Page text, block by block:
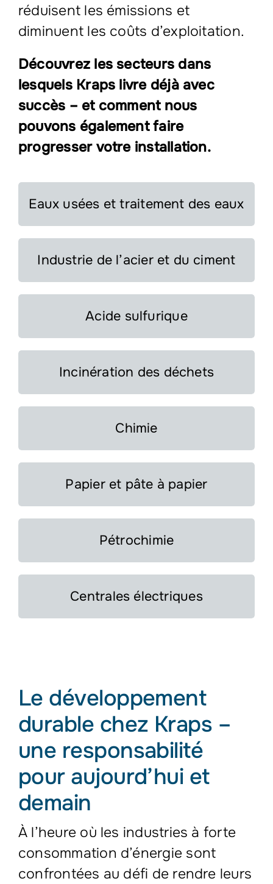
réduisent les émissions et
diminuent les coûts d’exploitation.
Découvrez les secteurs dans
lesquels Kraps livre déjà avec
succès – et comment nous
pouvons également faire
progresser votre installation.
Eaux usées et traitement des eaux
Industrie de l’acier et du ciment
Acide sulfurique
Incinération des déchets
Chimie
Papier et pâte à papier
Pétrochimie
Centrales électriques
Le développement
durable chez Kraps –
une responsabilité
pour aujourd’hui et
demain
À l’heure où les industries à forte
consommation d’énergie sont
confrontées au défi de rendre leurs